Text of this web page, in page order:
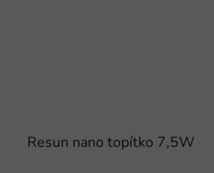
Resun nano topítko 7,5W